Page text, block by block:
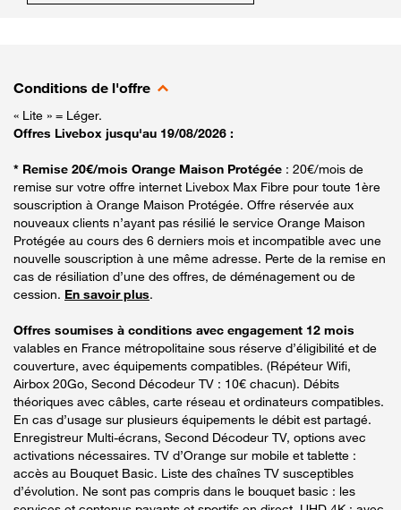
Conditions de l'offre
« Lite » = Léger.
Offres Livebox jusqu'au 19/08/2026 :
* Remise 20€/mois Orange Maison Protégée : 20€/mois de
remise sur votre offre internet Livebox Max Fibre pour toute 1ère
souscription à Orange Maison Protégée. Offre réservée aux
nouveaux clients n’ayant pas résilié le service Orange Maison
Protégée au cours des 6 derniers mois et incompatible avec une
nouvelle souscription à une même adresse. Perte de la remise en
cas de résiliation d’une des offres, de déménagement ou de
cession. En savoir plus.
Offres soumises à conditions avec engagement 12 mois
valables en France métropolitaine sous réserve d’éligibilité et de
couverture, avec équipements compatibles. (Répéteur Wifi,
Airbox 20Go, Second Décodeur TV : 10€ chacun). Débits
théoriques avec câbles, carte réseau et ordinateurs compatibles.
En cas d’usage sur plusieurs équipements le débit est partagé.
Enregistreur Multi-écrans, Second Décodeur TV, options avec
activations nécessaires. TV d’Orange sur mobile et tablette :
accès au Bouquet Basic. Liste des chaînes TV susceptibles
d’évolution. Ne sont pas compris dans le bouquet basic : les